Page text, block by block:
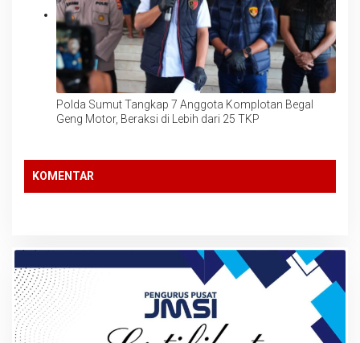
Polda Sumut Tangkap 7 Anggota Komplotan Begal
Geng Motor, Beraksi di Lebih dari 25 TKP
KOMENTAR